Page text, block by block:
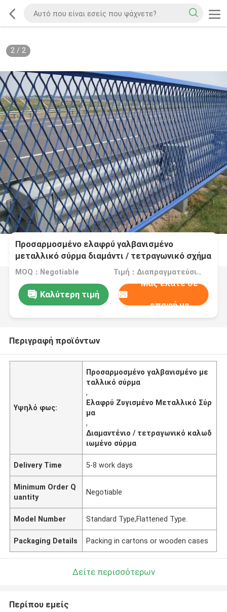
2/ 2
Προσαρμοσμένο ελαφρύ γαλβανισμένο
μεταλλικό σύρμα διαμάντι / τετραγωνικό σχήμα
34%-70% ανοικτή περιοχή
MOQ：Negotiable Τιμή：Διαπραγματεύσιμα
Καλύτερη τιμή
Μας ελάτε σε
επαφή με
Περιγραφή προϊόντων
Υψηλό φως:
Προσαρμοσμένο γαλβανισμένο με
ταλλικό σύρμα
,
Ελαφρύ Ζυγισμένο Μεταλλικό Σύρ
μα
,
Διαμαντένιο / τετραγωνικό καλωδ
ιωμένο σύρμα
Delivery Time 5-8 work days
Minimum Order Q
uantity
Negotiable
Model Number Standard Type,Flattened Type.
Packaging Details Packing in cartons or wooden cases
Δείτε περισσότερων
Περίπου εμείς